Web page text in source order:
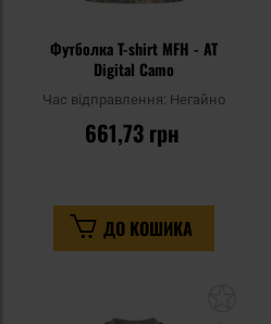
Футболка T-shirt MFH - AT
Digital Camo
Час відправлення: Негайно
661,73 грн
ДО КОШИКА